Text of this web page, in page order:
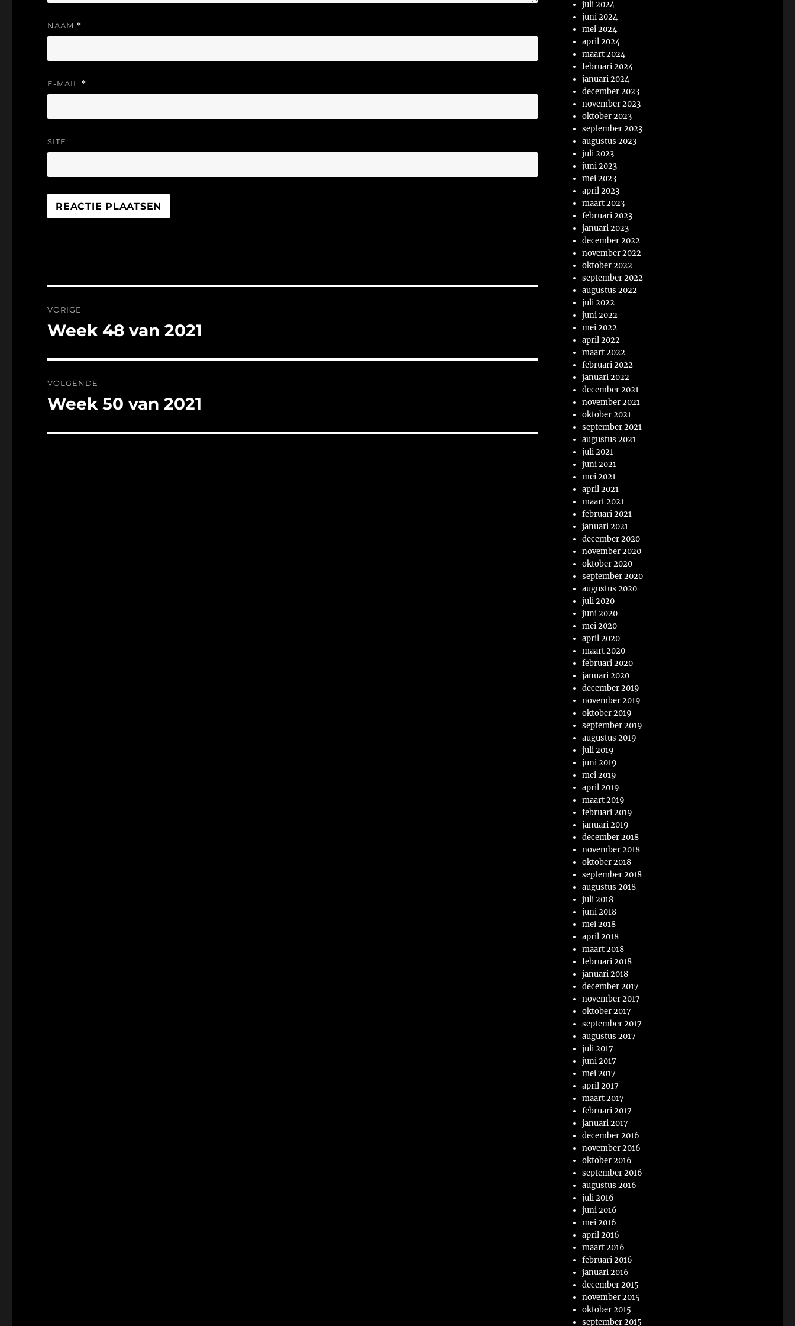
NAAM *
E-MAIL *
SITE
navigatie
VORIGE
Vorig
Week 48 van 2021
VOLGENDE
Volgend
Week 50 van 2021
juli 2024
juni 2024
mei 2024
april 2024
maart 2024
februari 2024
januari 2024
december 2023
november 2023
oktober 2023
september 2023
augustus 2023
juli 2023
juni 2023
mei 2023
april 2023
maart 2023
februari 2023
januari 2023
december 2022
november 2022
oktober 2022
september 2022
augustus 2022
juli 2022
juni 2022
mei 2022
april 2022
maart 2022
februari 2022
januari 2022
december 2021
november 2021
oktober 2021
september 2021
augustus 2021
juli 2021
juni 2021
mei 2021
april 2021
maart 2021
februari 2021
januari 2021
december 2020
november 2020
oktober 2020
september 2020
augustus 2020
juli 2020
juni 2020
mei 2020
april 2020
maart 2020
februari 2020
januari 2020
december 2019
november 2019
oktober 2019
september 2019
augustus 2019
juli 2019
juni 2019
mei 2019
april 2019
maart 2019
februari 2019
januari 2019
december 2018
november 2018
oktober 2018
september 2018
augustus 2018
juli 2018
juni 2018
mei 2018
april 2018
maart 2018
februari 2018
januari 2018
december 2017
november 2017
oktober 2017
september 2017
augustus 2017
juli 2017
juni 2017
mei 2017
april 2017
maart 2017
februari 2017
januari 2017
december 2016
november 2016
oktober 2016
september 2016
augustus 2016
juli 2016
juni 2016
mei 2016
april 2016
maart 2016
februari 2016
januari 2016
december 2015
november 2015
oktober 2015
september 2015